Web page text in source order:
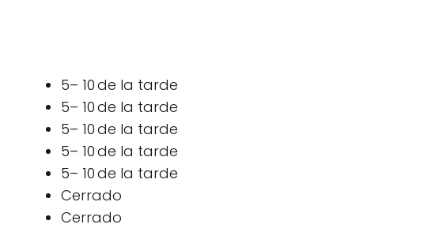
5– 10 de la tarde
5– 10 de la tarde
5– 10 de la tarde
5– 10 de la tarde
5– 10 de la tarde
Cerrado
Cerrado